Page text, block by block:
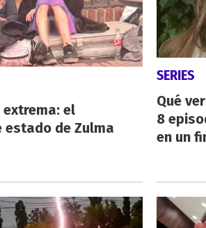
extrema: el
estado de Zulma
SERIES
Qué
8
en un